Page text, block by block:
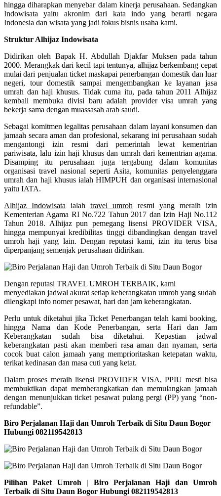
hingga diharapkan menyebar dalam kinerja perusahaan. Sedangkan
Indowisata yaitu akronim dari kata indo yang berarti negara
Indonesia dan wisata yang jadi fokus bisnis usaha kami.
Struktur Alhijaz Indowisata
Didirikan oleh Bapak H. Abdullah Djakfar Muksen pada tahun
2000. Merangkak dari kecil tapi tentunya, alhijaz berkembang cepat
mulai dari penjualan ticket maskapai penerbangan domestik dan luar
negeri, tour domestik sampai mengembangkan ke layanan jasa
umrah dan haji khusus. Tidak cuma itu, pada tahun 2011 Alhijaz
kembali membuka divisi baru adalah provider visa umrah yang
bekerja sama dengan muassasah arab saudi.
Sebagai komitmen legalitas perusahaan dalam layani konsumen dan
jamaah secara aman dan profesional, sekarang ini perusahaan sudah
mengantongi izin resmi dari pemerintah lewat kementrian
pariwisata, lalu izin haji khusus dan umrah dari kementrian agama.
Disamping itu perusahaan juga tergabung dalam komunitas
organisasi travel nasional seperti Asita, komunitas penyelenggara
umrah dan haji khusus ialah HIMPUH dan organisasi internasional
yaitu IATA.
Alhijaz Indowisata ialah travel umroh resmi yang meraih izin
Kementerian Agama RI No.722 Tahun 2017 dan Izin Haji No.112
Tahun 2018. Alhijaz pun pemegang lisensi PROVIDER VISA,
hingga mempunyai kredibilitas tinggi dibandingkan dengan travel
umroh haji yang lain. Dengan reputasi kami, izin itu terus bisa
diperpanjang semenjak perusahaan didirikan.
Dengan reputasi TRAVEL UMROH TERBAIK, kami
menyediakan jadwal akurat setiap keberangkatan umroh yang sudah
dilengkapi info nomer pesawat, hari dan jam keberangkatan.
Perlu untuk diketahui jika Ticket Penerbangan telah kami booking,
hingga Nama dan Kode Penerbangan, serta Hari dan Jam
Keberangkatan sudah bisa diketahui. Kepastian jadwal
keberangkatan pasti akan memberi rasa aman dan nyaman, serta
cocok buat calon jamaah yang memprioritaskan ketepatan waktu,
terikat kedinasan dan masa cuti yang ketat.
Dalam proses meraih lisensi PROVIDER VISA, PPIU mesti bisa
membuktikan dapat memberangkatkan dan memulangkan jamaah
dengan menunjukkan ticket pesawat pulang pergi (PP) yang “non-
refundable”.
Biro Perjalanan Haji dan Umroh Terbaik di Situ Daun Bogor
Hubungi 082119542813
Pilihan Paket Umroh | Biro Perjalanan Haji dan Umroh
Terbaik di Situ Daun Bogor Hubungi 082119542813